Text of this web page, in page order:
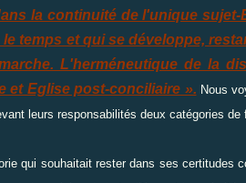
la continuité de l'unique
temps et qui se développe,
L'herméneutique de la
et Eglise post-conciliaire ». Nous
leurs responsabilités deux catégories de
qui souhaitait rester dans ses certitudes